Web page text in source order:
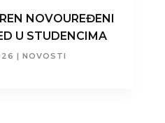
NOVOUREĐENI
U STUDENCIMA
| NOVOSTI